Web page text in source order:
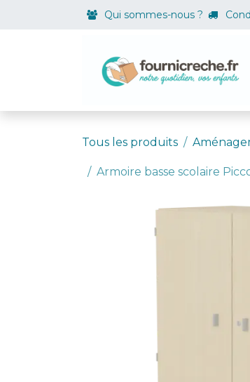
Se rendre au contenuQui sommes-nous ?
Tous les produits
Armoire basse scolaire